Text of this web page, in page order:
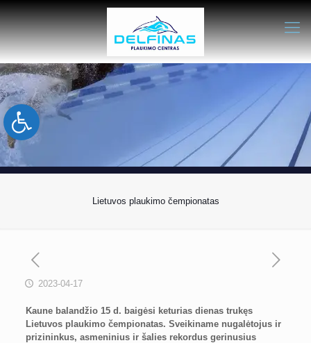
Open toolbar
Lietuvos plaukimo čempionatas
2023-04-17
Kaune balandžio 15 d. baigėsi keturias dienas trukęs
Lietuvos plaukimo čempionatas. Sveikiname nugalėtojus ir
prizininkus, asmeninius ir šalies rekordus gerinusius